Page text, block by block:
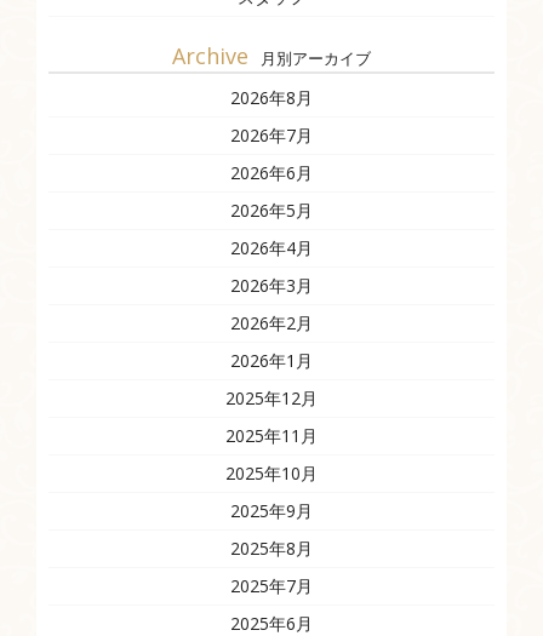
Archive 月別アーカイブ
2026年8月
2026年7月
2026年6月
2026年5月
2026年4月
2026年3月
2026年2月
2026年1月
2025年12月
2025年11月
2025年10月
2025年9月
2025年8月
2025年7月
2025年6月